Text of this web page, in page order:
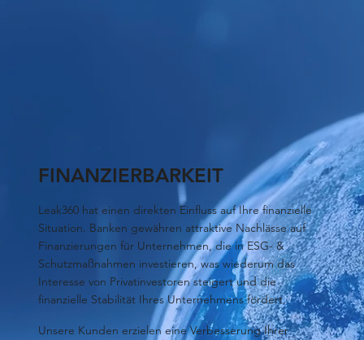
FINANZIERBARKEIT
Leak360 hat einen direkten Einfluss auf Ihre finanzielle
Situation. Banken gewähren attraktive Nachlässe auf
Finanzierungen für Unternehmen, die in ESG- &
Schutzmaßnahmen investieren, was wiederum das
Interesse von Privatinvestoren steigert und die
finanzielle Stabilität Ihres Unternehmens fördert.​
Unsere Kunden erzielen eine Verbesserung Ihrer